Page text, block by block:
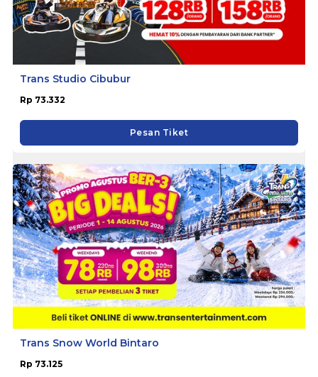
Trans Studio Cibubur
Rp 73.332
Pesan Tiket
Trans Snow World Bintaro
Rp 73.125